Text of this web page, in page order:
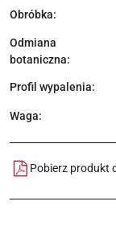
Obróbka:
Odmiana
botaniczna:
Profil wypalenia:
Waga:
Pobierz produkt